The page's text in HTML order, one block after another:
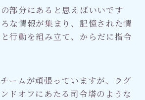
部分にあると思えばいいです
な情報が集まり、記憶された情
行動を組み立て、からだに指令
ームが頑張っていますが、ラグ
ドオフにあたる司令塔のような